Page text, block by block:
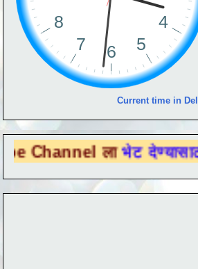
Current time in
लाभेट देण्यासाठी येथे क्लिक